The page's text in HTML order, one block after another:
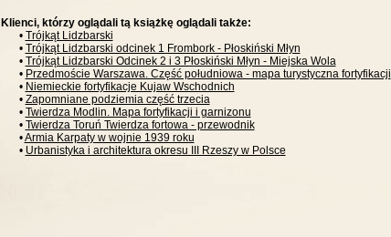
Klienci, którzy oglądali tą książkę oglądali także:
• Trójkąt Lidzbarski
• Trójkąt Lidzbarski odcinek 1 Frombork - Płoskiński Młyn
• Trójkąt Lidzbarski Odcinek 2 i 3 Płoskiński Młyn - Miejska Wola
• Przedmoście Warszawa. Część południowa - mapa turystyczna fortyfikacji
• Niemieckie fortyfikacje Kujaw Wschodnich
• Zapomniane podziemia część trzecia
• Twierdza Modlin. Mapa fortyfikacji i garnizonu
• Twierdza Toruń Twierdza fortowa - przewodnik
•Armia Karpaty w wojnie 1939 roku
• Urbanistyka i architektura okresu III Rzeszy w Polsce